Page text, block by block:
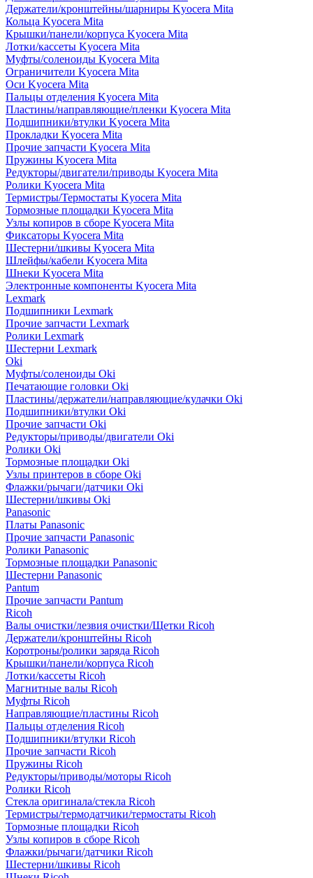
Держатели/кронштейны/шарниры Kyocera Mita
Кольца Kyocera Mita
Крышки/панели/корпуса Kyocera Mita
Лотки/кассеты Kyocera Mita
Муфты/соленоиды Kyocera Mita
Ограничители Kyocera Mita
Оси Kyocera Mita
Пальцы отделения Kyocera Mita
Пластины/направляющие/пленки Kyocera Mita
Подшипники/втулки Kyocera Mita
Прокладки Kyocera Mita
Прочие запчасти Kyocera Mita
Пружины Kyocera Mita
Редукторы/двигатели/приводы Kyocera Mita
Ролики Kyocera Mita
Термистры/Термостаты Kyocera Mita
Тормозные площадки Kyocera Mita
Узлы копиров в сборе Kyocera Mita
Фиксаторы Kyocera Mita
Шестерни/шкивы Kyocera Mita
Шлейфы/кабели Kyocera Mita
Шнеки Kyocera Mita
Электронные компоненты Kyocera Mita
Lexmark
Подшипники Lexmark
Прочие запчасти Lexmark
Ролики Lexmark
Шестерни Lexmark
Oki
Муфты/соленоиды Oki
Печатающие головки Oki
Пластины/держатели/направляющие/кулачки Oki
Подшипники/втулки Oki
Прочие запчасти Oki
Редукторы/приводы/двигатели Oki
Ролики Oki
Тормозные площадки Oki
Узлы принтеров в сборе Oki
Флажки/рычаги/датчики Oki
Шестерни/шкивы Oki
Panasonic
Платы Panasonic
Прочие запчасти Panasonic
Ролики Panasonic
Тормозные площадки Panasonic
Шестерни Panasonic
Pantum
Прочие запчасти Pantum
Ricoh
Валы очистки/лезвия очистки/Щетки Ricoh
Держатели/кронштейны Ricoh
Коротроны/ролики заряда Ricoh
Крышки/панели/корпуса Ricoh
Лотки/кассеты Ricoh
Магнитные валы Ricoh
Муфты Ricoh
Направляющие/пластины Ricoh
Пальцы отделения Ricoh
Подшипники/втулки Ricoh
Прочие запчасти Ricoh
Пружины Ricoh
Редукторы/приводы/моторы Ricoh
Ролики Ricoh
Стекла оригинала/стекла Ricoh
Термистры/термодатчики/термостаты Ricoh
Тормозные площадки Ricoh
Узлы копиров в сборе Ricoh
Флажки/рычаги/датчики Ricoh
Шестерни/шкивы Ricoh